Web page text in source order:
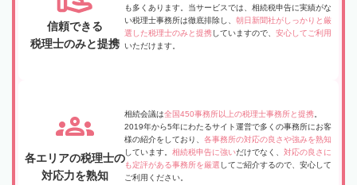
信頼できる
税理士のみと提携
も多くあります。当サービスでは、相続税申告に実績がな
い税理士事務所は徹底排除し、 朝日新聞社がしっかりと厳
選した税理士のみと提携していますので、 安心してご利用
いただけます。
各エリアの税理士の
対応力を熟知
相続会議は全国450事務所以上の税理士事務所と提携
2019年から5年にわたるサイト運営で多くの事務所にお客
様の紹介をしており、 各事務所の対応の良さや強みを熟知
しています。 相続税申告に強いだけでなく、 対応の良さに
も定評がある事務所を厳選 してご紹介するので、安心して
ご利用ください。